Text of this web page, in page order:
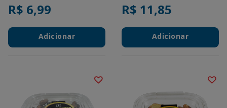
R$ 6,99
Adicionar
R$ 11,85
Adicionar